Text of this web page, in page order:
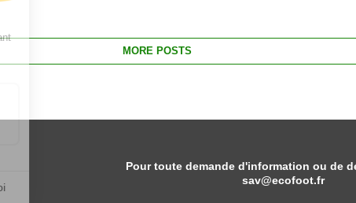
MORE POSTS
Pour toute demande d'information ou de
sav@ecofoot.fr